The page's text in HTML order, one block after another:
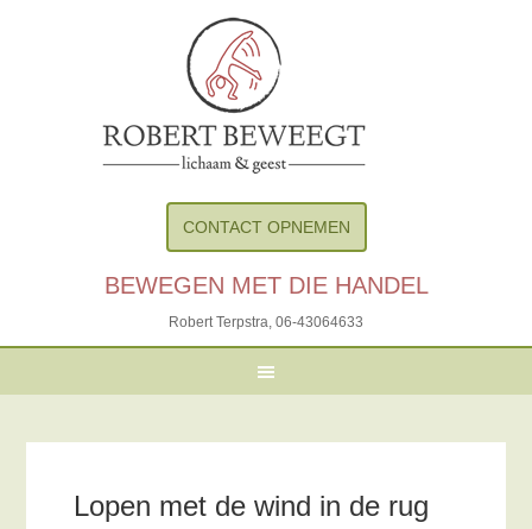
CONTACT OPNEMEN
BEWEGEN MET DIE HANDEL
Robert Terpstra, 06-43064633
Lopen met de wind in de rug